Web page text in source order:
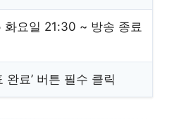
화요일 21:30 ~ 방송 종료
완료’ 버튼 필수 클릭